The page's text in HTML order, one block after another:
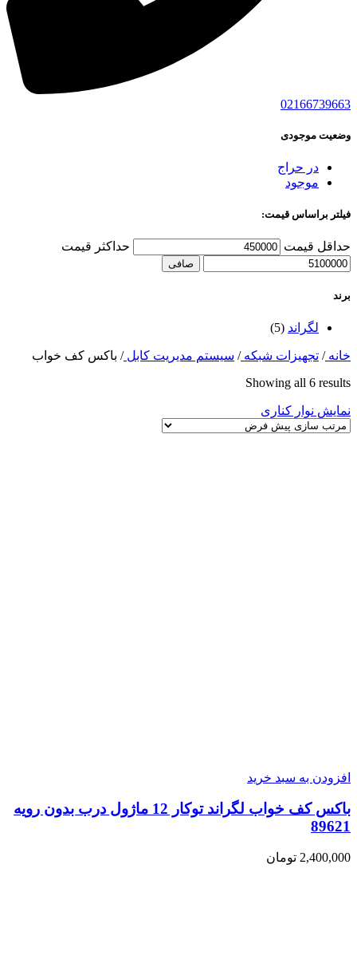
02166739663
وضعیت موجودی
در حراج
موجود
فیلتر براساس قیمت:
حداقل قیمت حداكثر قيمت
صافی
برند
لگراند (5)
خانه/ تجهیزات شبکه/ سیستم مدیریت کابل/ باکس کف خواب
Showing all 6 results
نمایش نوار کناری
افزودن به سبد خرید
باکس کف خواب لگراند توکار 12 ماژول درب بدون رویه
89621
2,400,000 تومان